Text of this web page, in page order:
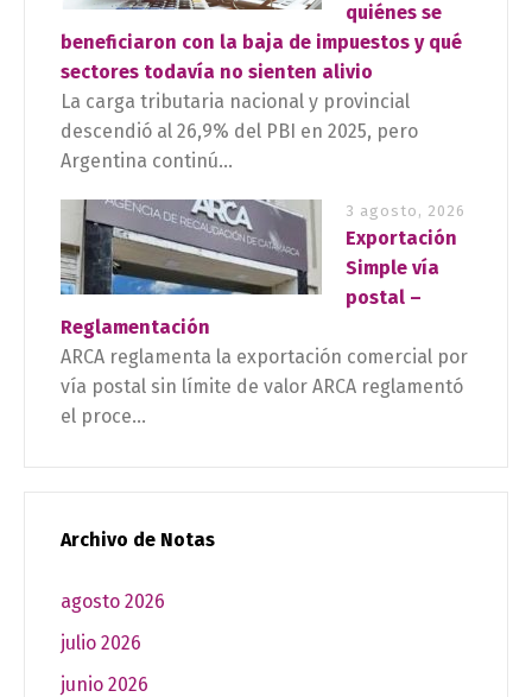
quiénes se
beneficiaron con la baja de impuestos y qué
sectores todavía no sienten alivio
La carga tributaria nacional y provincial
descendió al 26,9% del PBI en 2025, pero
Argentina continú...
3 agosto, 2026
Exportación
Simple vía
postal –
Reglamentación
ARCA reglamenta la exportación comercial por
vía postal sin límite de valor ARCA reglamentó
el proce...
Archivo de Notas
agosto 2026
julio 2026
junio 2026